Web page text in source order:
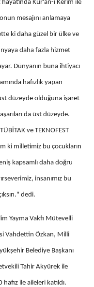
Kur'an-ı Kerim ile
mesajını anlamaya
ki daha güzel bir ülke ve
daha fazla hizmet
Dünyanın buna ihtiyacı
hafızlık yapan
düzeyde olduğuna işaret
da üst düzeyde.
ve TEKNOFEST
ki milletimiz bu çocukların
kapsamlı daha doğru
insanımız bu
dedi.
Yayma Vakfı Mütevelli
Vahdettin Özkan, Milli
Belediye Başkanı
Tahir Akyürek ile
ile aileleri katıldı.